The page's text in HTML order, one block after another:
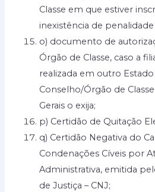
Classe em que estiver
inexistência de
o) documento de
Órgão de Classe, caso a
realizada em outro
Conselho/Órgão de
Gerais o exija;
p) Certidão de Quitação
q) Certidão Negativa do
Condenações Cíveis por
Administrativa, emitida
de Justiça – CNJ;